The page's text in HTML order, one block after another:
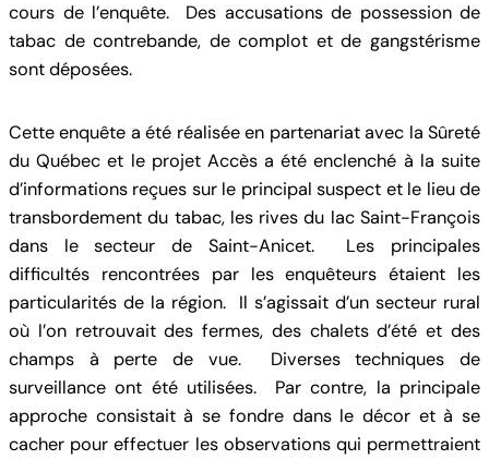
cours de l’enquête. Des accusations de possession de
tabac de contrebande, de complot et de gangstérisme
sont déposées.
Cette enquête a été réalisée en partenariat avec la Sûreté
du Québec et le projet Accès a été enclenché à la suite
d’informations reçues sur le principal suspect et le lieu de
transbordement du tabac, les rives du lac Saint-François
dans le secteur de Saint-Anicet. Les principales
difficultés rencontrées par les enquêteurs étaient les
particularités de la région. Il s’agissait d’un secteur rural
où l’on retrouvait des fermes, des chalets d’été et des
champs à perte de vue. Diverses techniques de
surveillance ont été utilisées. Par contre, la principale
approche consistait à se fondre dans le décor et à se
cacher pour effectuer les observations qui permettraient